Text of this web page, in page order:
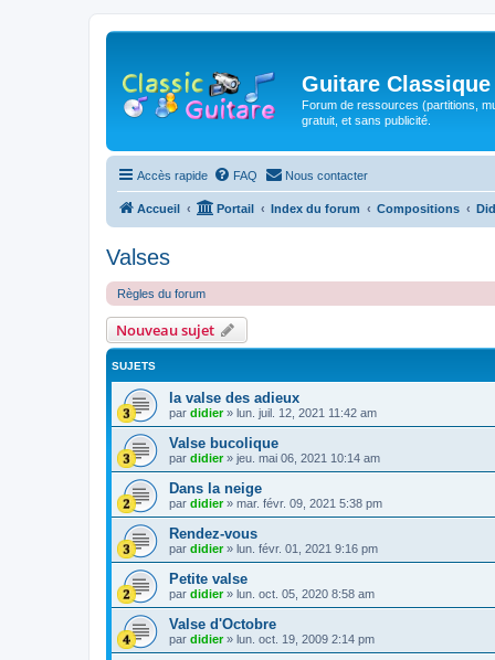
Guitare Classique
Forum de ressources (partitions,
gratuit, et sans publicité.
Accès rapide FAQ Nous contacter
Accueil Portail Index du forum Compositions
Valses
Règles du forum
Nouveau sujet
SUJETS
la valse des adieux
par didier» lun. juil. 12, 2021 11:42 am
Valse bucolique
par didier» jeu. mai 06, 2021 10:14 am
Dans la neige
par didier» mar. févr. 09, 2021 5:38 pm
Rendez-vous
par didier» lun. févr. 01, 2021 9:16 pm
Petite valse
par didier» lun. oct. 05, 2020 8:58 am
Valse d'Octobre
par didier» lun. oct. 19, 2009 2:14 pm